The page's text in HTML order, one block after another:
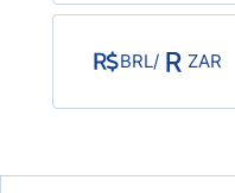
BRL/ ZAR